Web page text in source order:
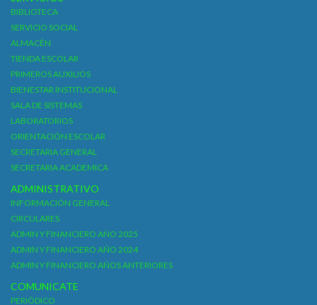
BIBLIOTECA
SERVICIO SOCIAL
ALMACÉN
TIENDA ESCOLAR
PRIMEROS AUXILIOS
BIENESTAR INSTITUCIONAL
SALA DE SISTEMAS
LABORATORIOS
ORIENTACIÓN ESCOLAR
SECRETARIA GENERAL
SECRETARIA ACADEMICA
ADMINISTRATIVO
INFORMACIÓN GENERAL
CIRCULARES
ADMIN Y FINANCIERO AÑO 2025
ADMIN Y FINANCIERO AÑO 2024
ADMIN Y FINANCIERO AÑOS ANTERIORES
COMUNICATE
PERIÓDICO